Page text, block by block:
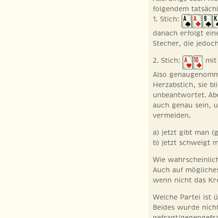
folgendem
1. Stich:
danach erfolgt
Stecher, die
2. Stich:
mit
Also
Herzabstich, sie
unbeantwortet.
auch genau sein,
vermeiden.
a) jetzt gibt man
b) jetzt schweigt
Wie
Auch auf
wenn nicht das
Welche Partei ist
Beides wurde